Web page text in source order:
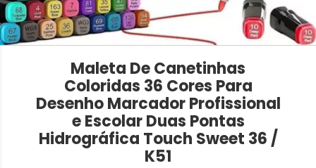
Maleta De Canetinhas
Coloridas 36 Cores Para
Desenho Marcador Profissional
e Escolar Duas Pontas
Hidrográfica Touch Sweet 36 /
K51